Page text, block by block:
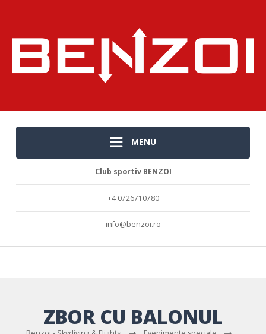
MENU
Club sportiv BENZOI
+4 0726710780
info@benzoi.ro
ZBOR CU BALONUL